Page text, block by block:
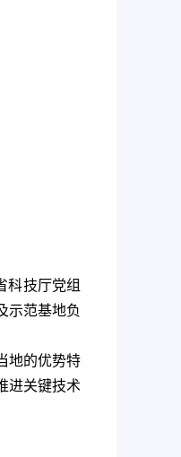
科技厅党组
示范基地负
地的优势特
进关键技术